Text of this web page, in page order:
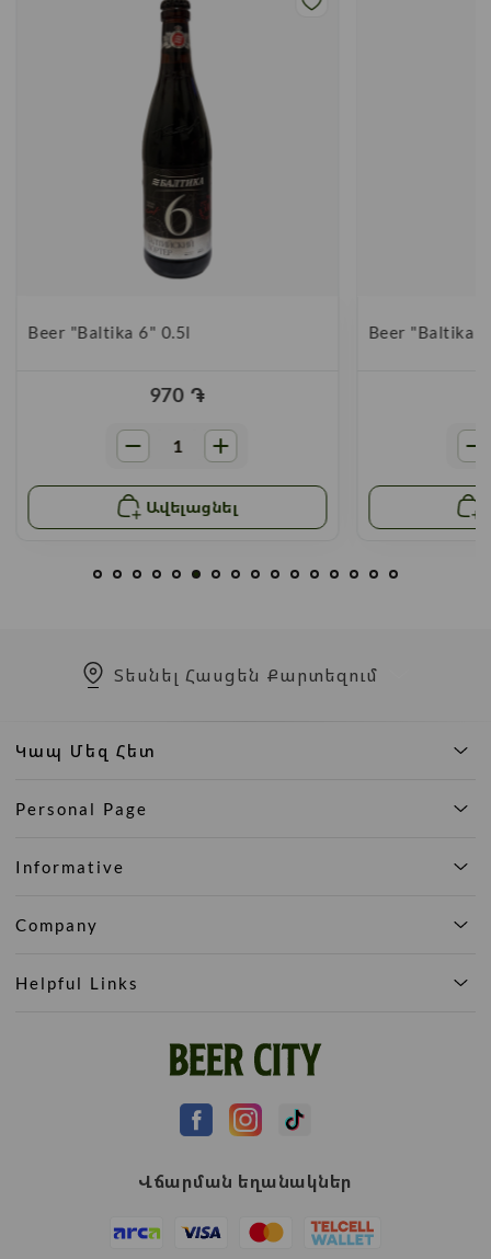
Beer "Baltika 6" 0.5l
970 ֏
Ավելացնել
Beer "Baltika
Տեսնել Հասցեն Քարտեզում
Կապ Մեզ Հետ
Personal Page
Informative
Company
Helpful Links
Վճարման եղանակներ